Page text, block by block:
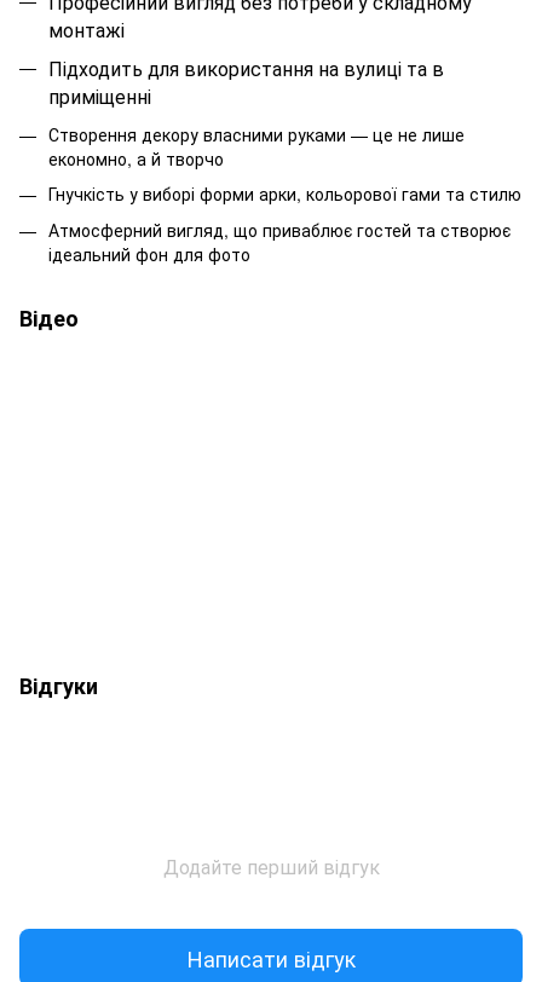
монтажі
Підходить для використання на вулиці та в
приміщенні
Створення декору власними руками — це не лише
економно, а й творчо
Гнучкість у виборі форми арки, кольорової гами та стилю
Атмосферний вигляд, що приваблює гостей та створює
ідеальний фон для фото
Відео
Відгуки
Додайте перший відгук
Написати відгук